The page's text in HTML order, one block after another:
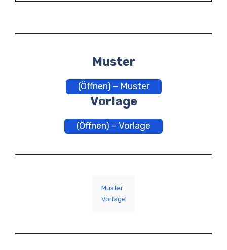
Muster
(Öffnen) – Muster
Vorlage
(Öffnen) – Vorlage
Muster
Vorlage